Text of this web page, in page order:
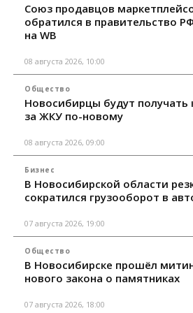
Союз продавцов
обратился в правительство
на WB
08 августа 2026, 10:00
Общество
Новосибирцы будут получать
за ЖКУ по-новому
08 августа 2026, 09:00
Бизнес
В Новосибирской области
сократился грузооборот в
07 августа 2026, 19:00
Общество
В Новосибирске прошёл
нового закона о памятниках
07 августа 2026, 18:00